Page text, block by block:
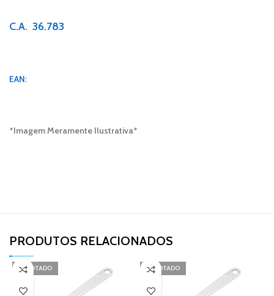
C.A. 36.783
EAN:
*Imagem Meramente Ilustrativa*
PRODUTOS RELACIONADOS​
ESGOTADO ESGOTADO